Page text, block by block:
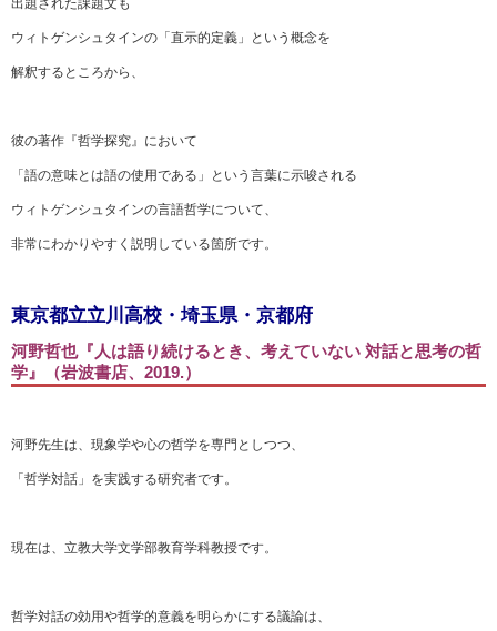
出題された課題文も
ウィトゲンシュタインの「直示的定義」という概念を
解釈するところから、
彼の著作『哲学探究』において
「語の意味とは語の使用である」という言葉に示唆される
ウィトゲンシュタインの言語哲学について、
非常にわかりやすく説明している箇所です。
東京都立立川高校・埼玉県・京都府
河野哲也『人は語り続けるとき、考えていない 対話と思考の哲
学』（岩波書店、2019.）
河野先生は、現象学や心の哲学を専門としつつ、
「哲学対話」を実践する研究者です。
現在は、立教大学文学部教育学科教授です。
哲学対話の効用や哲学的意義を明らかにする議論は、